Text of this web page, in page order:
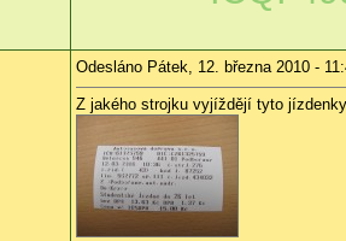
Odesláno Pátek, 12. března 2010 -
Z jakého strojku vyjíždějí tyto